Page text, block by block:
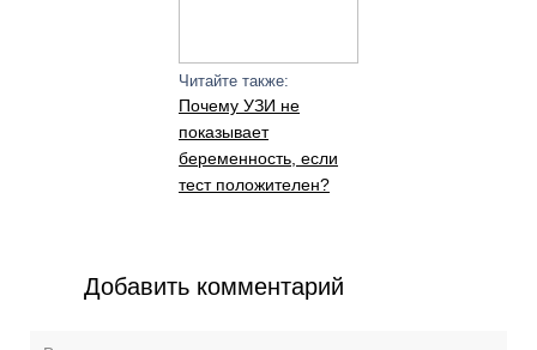
Читайте также:
Почему УЗИ не
показывает
беременность, если
тест положителен?
Добавить комментарий